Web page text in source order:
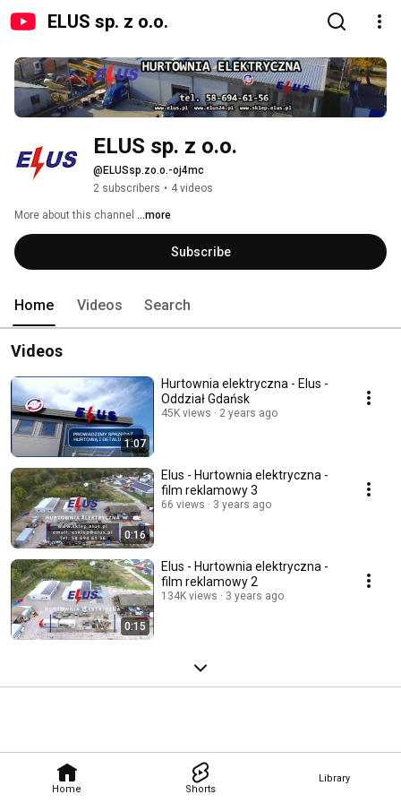
ELUS sp. z o.o.
Home Shorts
Library
ELUS sp. z o.o.
@ELUSsp.zo.o.-oj4mc
2 subscribers • 4 videos
More about this channel ...more
Subscribe
Home Videos Search
Videos
1:07
Hurtownia elektryczna - Elus -
Oddział Gdańsk
45K views 2 years ago
0:16
Elus - Hurtownia elektryczna -
film reklamowy 3
66 views 3 years ago
0:15
Elus - Hurtownia elektryczna -
film reklamowy 2
134K views 3 years ago